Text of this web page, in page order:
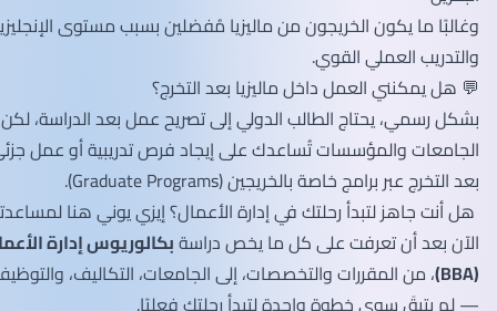
وغالبًا ما يكون الخريجون من ماليزيا مُفضلين بسبب مستوى الإنجليزية
والتدريب العملي القوي.
💬 هل يمكنني العمل داخل ماليزيا بعد التخرج؟
بشكل رسمي، يحتاج الطالب الدولي إلى تصريح عمل بعد الدراسة، لكن
الجامعات والمؤسسات تُساعدك على إيجاد فرص تدريبية أو عمل جزئي
بعد التخرج عبر برامج خاصة بالخريجين (Graduate Programs).
هل أنت جاهز لتبدأ رحلتك في إدارة الأعمال؟ إيزي يوني هنا لمساعدتك
الآن بعد أن تعرفت على كل ما يخص دراسةبكالوريوس إدارة الأعمال
، من المقررات والتخصصات، إلى الجامعات، التكاليف، والتوظيف
— لم يتبقَ سوى خطوة واحدة لتبدأ رحلتك فعليًا.